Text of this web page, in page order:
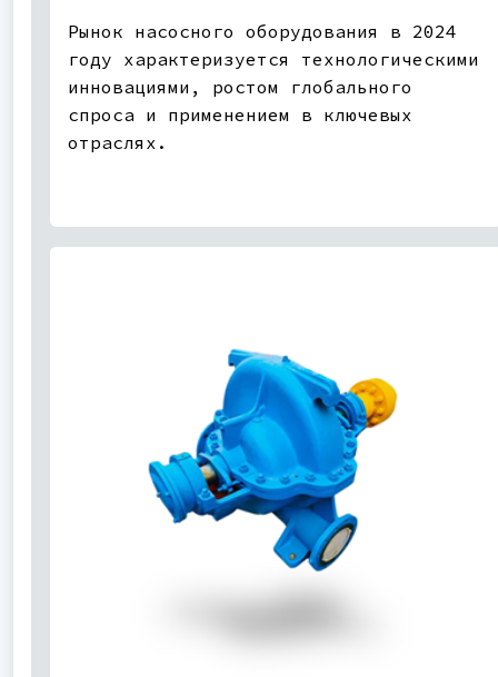
Рынок насосного оборудования в 2024
году характеризуется технологическими
инновациями, ростом глобального
спроса и применением в ключевых
отраслях.